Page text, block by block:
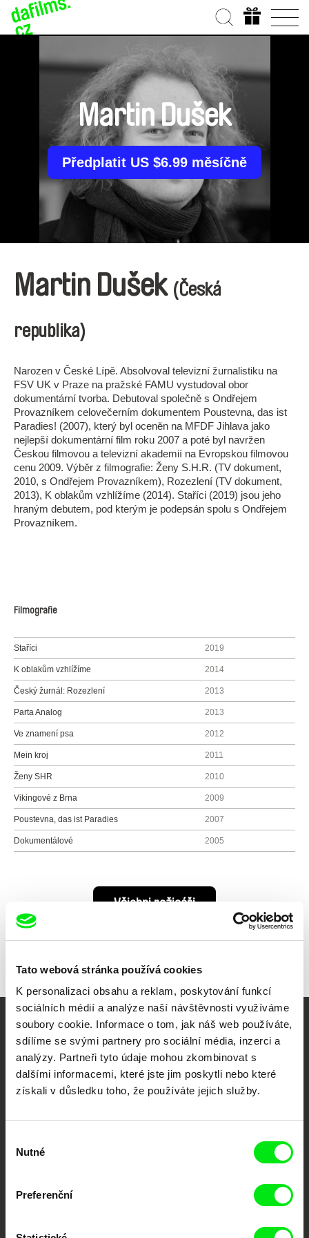
Tato webová stránka používá cookies
K personalizaci obsahu a reklam, poskytování funkcí
sociálních médií a analýze naší návštěvnosti využíváme
soubory cookie. Informace o tom, jak náš web používáte,
sdílíme se svými partnery pro sociální média, inzerci a
analýzy. Partneři tyto údaje mohou zkombinovat s
dalšími informacemi, které jste jim poskytli nebo které
získali v důsledku toho, že používáte jejich služby.
souhlasu
Nutné
Preferenční
Martin Dušek
Předplatit US $6.99 měsíčně
Martin Dušek (Česká
republika)
Narozen v České Lípě. Absolvoval televizní žurnalistiku na
FSV UK v Praze na pražské FAMU vystudoval obor
dokumentární tvorba. Debutoval společně s Ondřejem
Provazníkem celovečerním dokumentem Poustevna, das ist
Paradies! (2007), který byl oceněn na MFDF Jihlava jako
nejlepší dokumentární film roku 2007 a poté byl navržen
Českou filmovou a televizní akademií na Evropskou filmovou
cenu 2009. Výběr z filmografie: Ženy S.H.R. (TV dokument,
2010, s Ondřejem Provazníkem), Rozezlení (TV dokument,
2013), K oblakům vzhlížíme (2014). Staříci (2019) jsou jeho
hraným debutem, pod kterým je podepsán spolu s Ondřejem
Provazníkem.
Filmografie
Staříci 2019
K oblakům vzhlížíme 2014
Český žurnál: Rozezlení 2013
Parta Analog 2013
Ve znamení psa 2012
Mein kroj 2011
Ženy SHR 2010
Vikingové z Brna 2009
Poustevna, das ist Paradies 2007
Dokumentálové 2005
Všichni režiséři
Vaše online
dokumentární kino
Nové festivalové filmy
Portál DAFilms.cz je výsledkem tvůrčí spolupráce 7 klíčových evropských
festivalů dokumentárního filmu sdružených do Doc Alliance. Naším cílem je